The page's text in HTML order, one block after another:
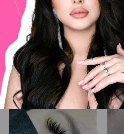
клиентом цвет. Чаще
состоянием ресниц,